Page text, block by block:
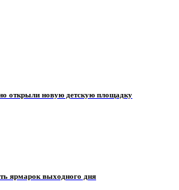
открыли новую детскую площадку
ярмарок выходного дня